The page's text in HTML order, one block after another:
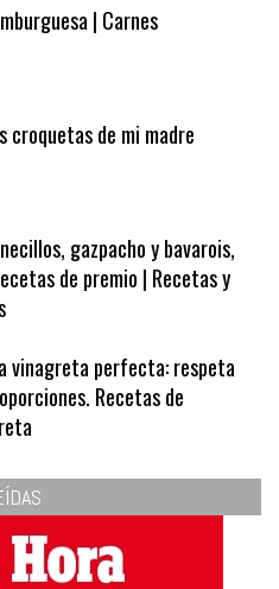
gazpacho y bavarois,
de premio | Recetas y
vinagreta perfecta: respeta
Recetas de